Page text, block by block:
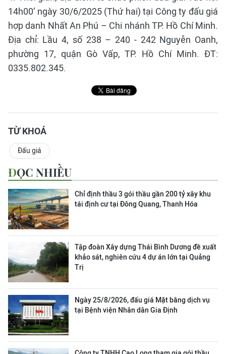
14h00’ ngày 30/6/2025 (Thứ hai) tại Công ty đấu giá
hợp danh Nhất An Phú – Chi nhánh TP. Hồ Chí Minh.
Địa chỉ: Lầu 4, số 238 – 240 - 242 Nguyễn Oanh,
phường 17, quận Gò Vấp, TP. Hồ Chí Minh. ĐT:
0335.802.345.
TỪ KHOÁ
Đấu giá
ĐỌC NHIỀU
Chỉ định thầu 3 gói thầu gần 200 tỷ xây khu
tái định cư tại Đông Quang, Thanh Hóa
Tập đoàn Xây dựng Thái Bình Dương đề xuất
khảo sát, nghiên cứu 4 dự án lớn tại Quảng
Trị
Ngày 25/8/2026, đấu giá Mặt bằng dịch vụ
tại Bệnh viện Nhân dân Gia Định